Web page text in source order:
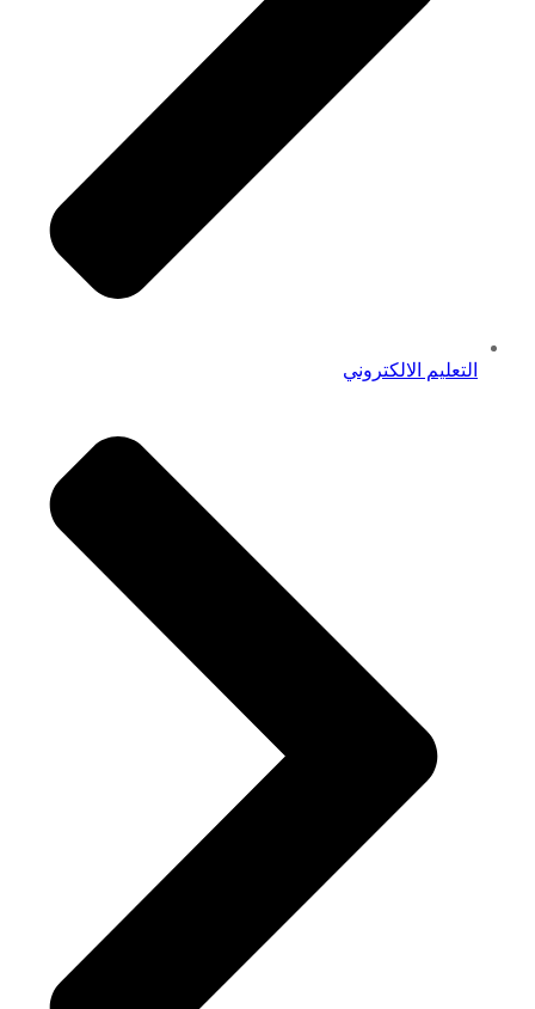
التعليم الالكتروني